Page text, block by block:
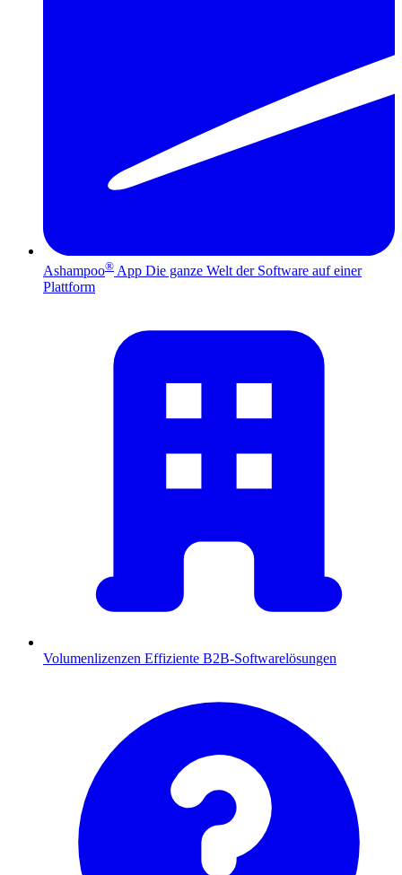
Ashampoo® App Die ganze Welt der Software auf einer
Plattform
Volumenlizenzen Effiziente B2B-Softwarelösungen